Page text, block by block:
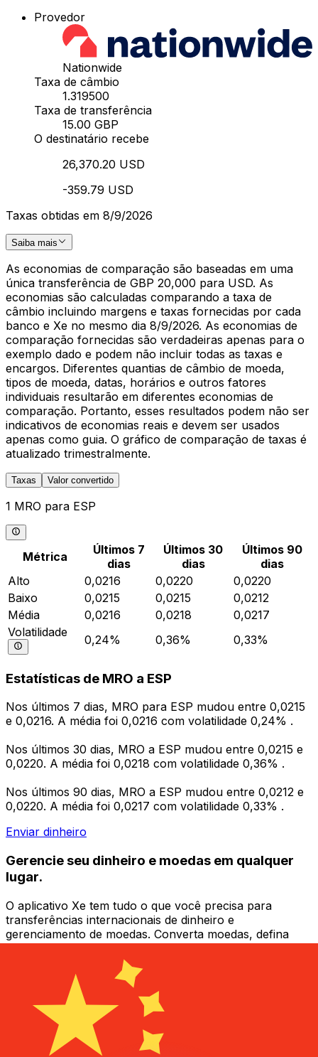
Provedor
Nationwide
Taxa de câmbio
1.319500
Taxa de transferência
15.00 GBP
O destinatário recebe
26,370.20 USD
-359.79 USD
Taxas obtidas em 8/9/2026
Saiba mais
As economias de comparação são baseadas em uma
única transferência de GBP 20,000 para USD. As
economias são calculadas comparando a taxa de
câmbio incluindo margens e taxas fornecidas por cada
banco e Xe no mesmo dia 8/9/2026. As economias de
comparação fornecidas são verdadeiras apenas para o
exemplo dado e podem não incluir todas as taxas e
encargos. Diferentes quantias de câmbio de moeda,
tipos de moeda, datas, horários e outros fatores
individuais resultarão em diferentes economias de
comparação. Portanto, esses resultados podem não ser
indicativos de economias reais e devem ser usados
apenas como guia. O gráfico de comparação de taxas é
atualizado trimestralmente.
Taxas Valor convertido
1 MRO para ESP
Métrica
Últimos 7
dias
Últimos 30
dias
Últimos 90
dias
Alto
0,0216 0,0220
0,0220
Baixo
0,0215 0,0215
0,0212
Média
0,0216 0,0218
0,0217
Volatilidade
0,24% 0,36% 0,33%
Estatísticas de MRO a ESP
Nos últimos 7 dias, MRO para ESP mudou entre 0,0215
e 0,0216. A média foi 0,0216 com volatilidade 0,24% .
Nos últimos 30 dias, MRO a ESP mudou entre 0,0215 e
0,0220. A média foi 0,0218 com volatilidade 0,36% .
Nos últimos 90 dias, MRO a ESP mudou entre 0,0212 e
0,0220. A média foi 0,0217 com volatilidade 0,33% .
Enviar dinheiro
Gerencie seu dinheiro e moedas em qualquer
lugar.
O aplicativo Xe tem tudo o que você precisa para
transferências internacionais de dinheiro e
gerenciamento de moedas. Converta moedas, defina
alertas de taxas de câmbio e transfira dinheiro para o
exterior sem taxas ocultas. Baixe hoje mesmo!